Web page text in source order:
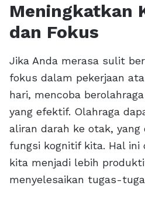
Meningkatkan
dan Fokus
Jika Anda merasa sulit
fokus dalam pekerjaan
hari, mencoba
yang efektif. Olahraga
aliran darah ke otak,
fungsi kognitif kita. Hal ini
kita menjadi lebih
menyelesaikan tugas-